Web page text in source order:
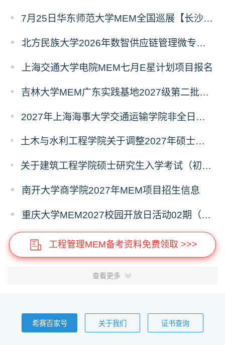
7月25日华东师范大学MEM全国巡展【长沙站】开启，欢迎报考！
北方民族大学2026年数智供应链管理微专业招生简章
上海交通大学电院MEM七月E星计划项目报名
吉林大学MEM广东实践基地2027级第二批次预审面试启动
2027年上海海事大学交通运输学院非全日制专业硕士招生资讯
土木与水利工程学院关于调整2027年硕士招生专业设置及入学初试科目的通知
关于建筑工程学院硕士研究生入学考试（初试） 考试科目变更的通知
南开大学商学院2027年MEM项目招生信息
重庆大学MEM2027校园开放日活动02期（深圳）
工程管理MEM备考资料免费领取 >>>
查看更多
希赛百家号 关于我们 证书查询